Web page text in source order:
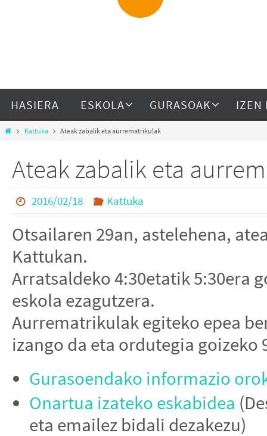
HASIERA ESKOLA GURASOAK IZEN
Kattuka Ateak zabalik eta aurrematrikulak
Ateak zabalik eta
2016/02/18 Kattuka
Otsailaren 29an, astelehena,
Kattukan.
Arratsaldeko 4:30etatik 5:30era
eskola ezagutzera.
Aurrematrikulak egiteko epea
izango da eta ordutegia goizeko
Gurasoendako informazio
Onartua izateko eskabidea
eta emailez bidali dezakezu)